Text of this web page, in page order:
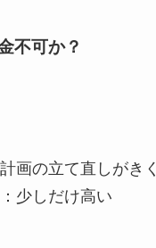
不可か？
画の立て直しがきく
少しだけ高い